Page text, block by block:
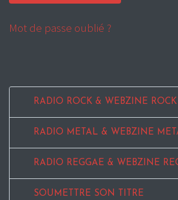
Mot de passe oublié ?
RADIO ROCK & WEBZINE ROCK
RADIO METAL & WEBZINE
RADIO REGGAE & WEBZINE
SOUMETTRE SON TITRE